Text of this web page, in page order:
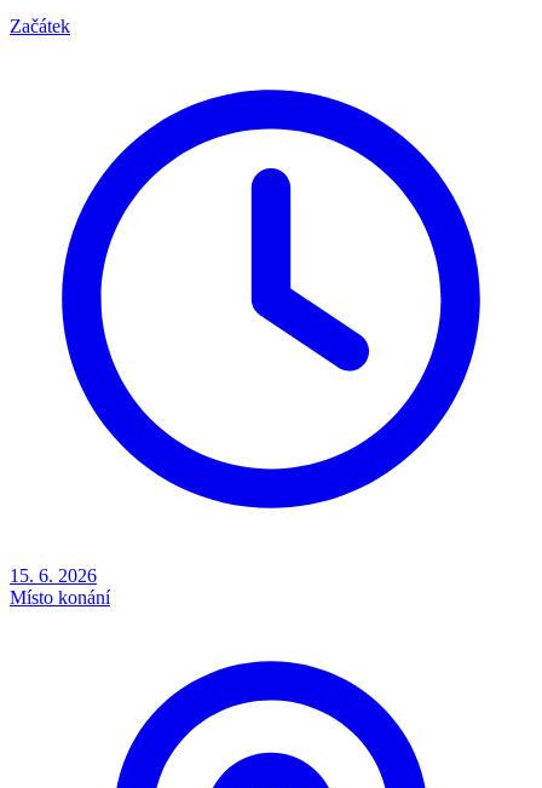
Začátek
15. 6. 2026
Místo konání